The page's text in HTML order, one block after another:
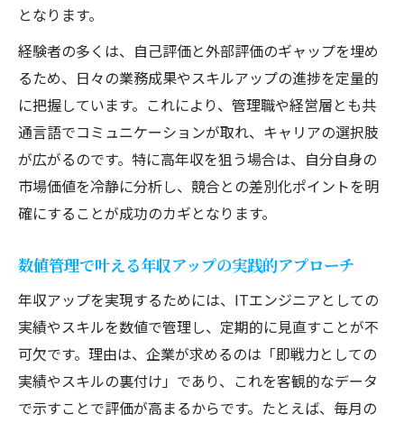
となります。
経験者の多くは、自己評価と外部評価のギャップを埋め
るため、日々の業務成果やスキルアップの進捗を定量的
に把握しています。これにより、管理職や経営層とも共
通言語でコミュニケーションが取れ、キャリアの選択肢
が広がるのです。特に高年収を狙う場合は、自分自身の
市場価値を冷静に分析し、競合との差別化ポイントを明
確にすることが成功のカギとなります。
数値管理で叶える年収アップの実践的アプローチ
年収アップを実現するためには、ITエンジニアとしての
実績やスキルを数値で管理し、定期的に見直すことが不
可欠です。理由は、企業が求めるのは「即戦力としての
実績やスキルの裏付け」であり、これを客観的なデータ
で示すことで評価が高まるからです。たとえば、毎月の